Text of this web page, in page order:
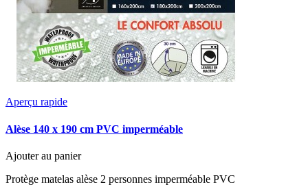
Aperçu rapide
Alèse 140 x 190 cm PVC imperméable
Ajouter au panier
Protège matelas alèse 2 personnes imperméable PVC